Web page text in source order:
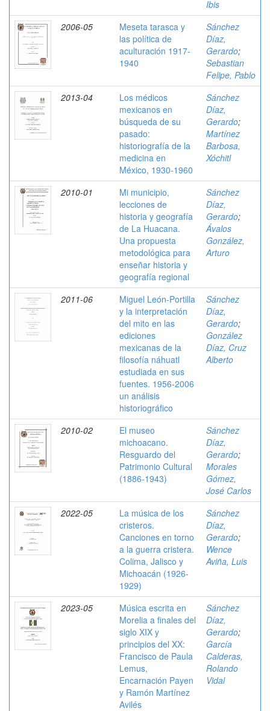
Ibis
2006-05
Meseta tarasca y
las política de
aculturación 1917-
1940
Sánchez
Díaz,
Gerardo;
Sebastian
Felipe, Pablo
2013-04
Los médicos
mexicanos en
búsqueda de su
pasado:
historiografía de la
medicina en
México, 1930-1960
Sánchez
Díaz,
Gerardo;
Martínez
Barbosa,
Xóchitl
2010-01
Mi municipio,
lecciones de
historia y geografía
de La Huacana.
Una propuesta
metodológica para
enseñar historia y
geografía regional
Sánchez
Díaz,
Gerardo;
Ávalos
González,
Arturo
2011-06
Miguel León-Portilla
y la interpretación
del mito en las
ediciones
mexicanas de la
filosofía náhuatl
estudiada en sus
fuentes. 1956-2006
un análisis
historiográfico
Sánchez
Díaz,
Gerardo;
González
Díaz, Cruz
Alberto
2010-02
El museo
michoacano.
Resguardo del
Patrimonio Cultural
(1886-1943)
Sánchez
Díaz,
Gerardo;
Morales
Gómez,
José Carlos
2022-05
La música de los
cristeros.
Canciones en torno
a la guerra cristera.
Colima, Jalisco y
Michoacán (1926-
1929)
Sánchez
Díaz,
Gerardo;
Wence
Aviña, Luis
2023-05
Música escrita en
Morelia a finales del
siglo XIX y
principios del XX:
Francisco de Paula
Lemus,
Encarnación Payen
y Ramón Martínez
Avilés
Sánchez
Díaz,
Gerardo;
García
Calderas,
Rolando
Vidal